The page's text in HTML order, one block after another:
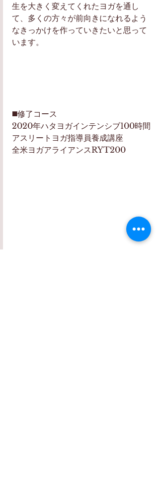
生を大きく変えてくれたヨガを通し
て、多くの方々が前向きになれるよう
なきっかけを作っていきたいと思って
います。
◼️修了コース
2020年ハタヨガインテンシブ100時間
アスリートヨガ指導員養成講座
全米ヨガアライアンスRYT200